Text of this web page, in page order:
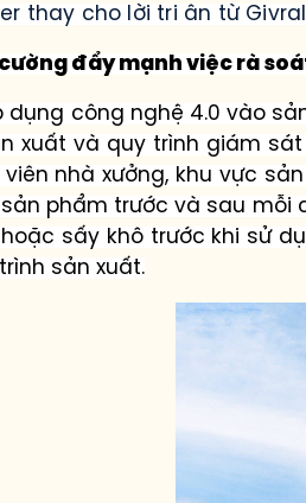
thay cho lời tri ân từ
đẩy mạnh việc rà
dụng công nghệ 4.0 vào
xuất và quy trình giám
viên nhà xưởng, khu vực
phẩm trước và sau mỗi
sấy khô trước khi sử
sản xuất.